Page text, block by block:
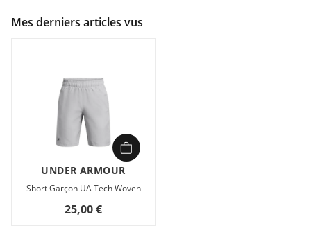
Mes derniers articles vus
UNDER ARMOUR
Short Garçon UA Tech Woven
25,00 €